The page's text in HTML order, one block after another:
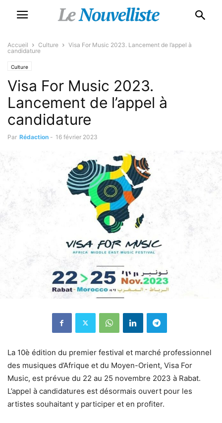
Accueil Culture
Visa For Music 2023. Lancement de l’appel à
candidature
Culture
Visa For Music 2023.
Lancement de l’appel à
candidature
Par Rédaction - 16 février 2023
La 10è édition du premier festival et marché professionnel
des musiques d’Afrique et du Moyen-Orient, Visa For
Music, est prévue du 22 au 25 novembre 2023 à Rabat.
L’appel à candidatures est désormais ouvert pour les
artistes souhaitant y participer et en profiter.